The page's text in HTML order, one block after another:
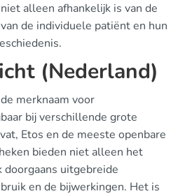
alleen afhankelijk is van de
de individuele patiënt en hun
(Nederland)
merknaam voor
bij verschillende grote
Etos en de meeste openbare
bieden niet alleen het
doorgaans uitgebreide
en de bijwerkingen. Het is